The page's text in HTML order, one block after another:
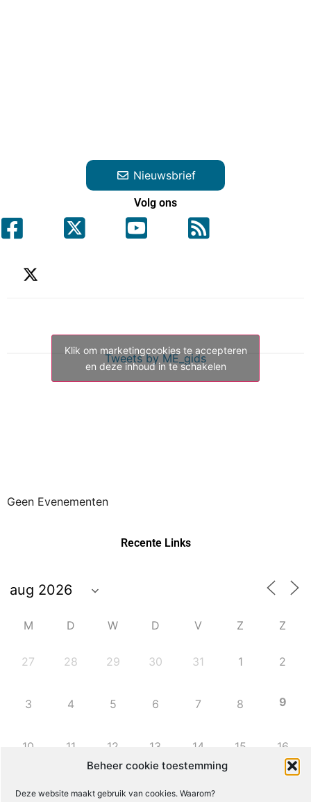
Beheer cookie toestemming
Deze website maakt gebruik van cookies. Waarom?
Nieuwsbrief
Volg ons
Tweets by ME_gids
Klik om marketingcookies te accepteren
en deze inhoud in te schakelen
Geen Evenementen
Recente Links
M D W D V Z Z
27 28 29 30 31 1 2
3 4 5 6 7 8 9
10 11 12 13 14 15 16
17 18 19 20 21